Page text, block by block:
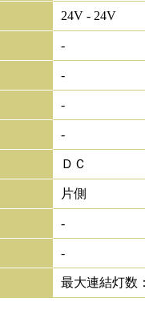
24V - 24V
-
-
-
-
ＤＣ
片側
-
-
最大連結灯数